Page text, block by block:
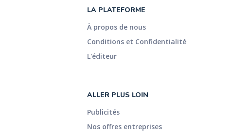
LA PLATEFORME
À propos de nous
Conditions et Confidentialité
L'éditeur
ALLER PLUS LOIN
Publicités
Nos offres entreprises